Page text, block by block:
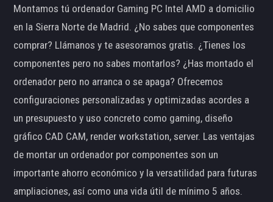
Montamos tú ordenador Gaming PC Intel AMD a domicilio
en la Sierra Norte de Madrid. ¿No sabes que componentes
comprar? Llámanos y te asesoramos gratis. ¿Tienes los
componentes pero no sabes montarlos? ¿Has montado el
ordenador pero no arranca o se apaga? Ofrecemos
configuraciones personalizadas y optimizadas acordes a
un presupuesto y uso concreto como gaming, diseño
gráfico CAD CAM, render workstation, server. Las ventajas
de montar un ordenador por componentes son un
importante ahorro económico y la versatilidad para futuras
ampliaciones, así como una vida útil de mínimo 5 años.